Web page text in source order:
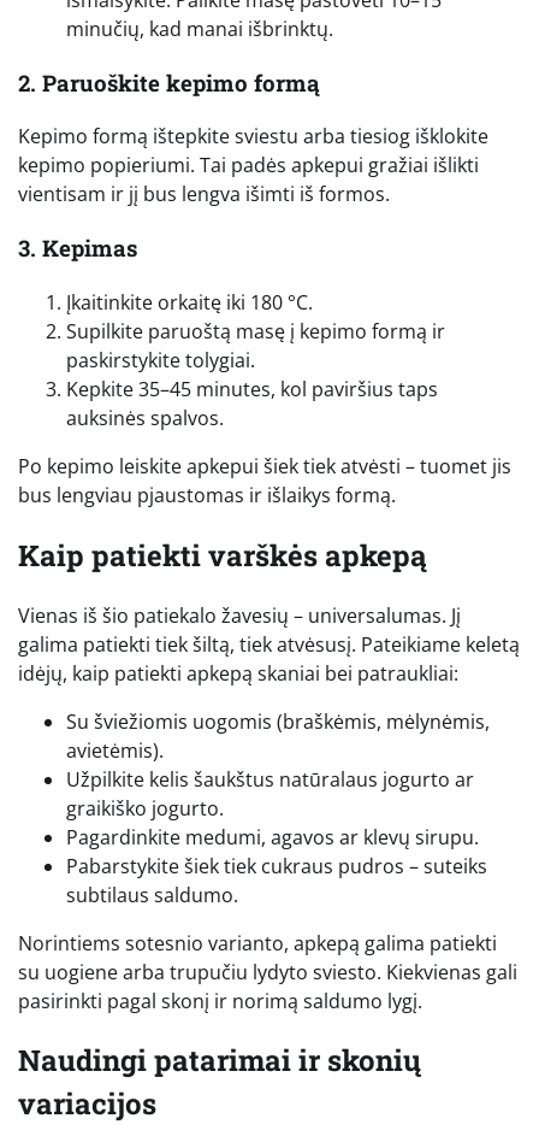
minučių, kad manai išbrinktų.
2. Paruoškite kepimo formą
Kepimo formą ištepkite sviestu arba tiesiog išklokite
kepimo popieriumi. Tai padės apkepui gražiai išlikti
vientisam ir jį bus lengva išimti iš formos.
3. Kepimas
Įkaitinkite orkaitę iki 180 °C.
Supilkite paruoštą masę į kepimo formą ir
paskirstykite tolygiai.
Kepkite 35–45 minutes, kol paviršius taps
auksinės spalvos.
Po kepimo leiskite apkepui šiek tiek atvėsti – tuomet jis
bus lengviau pjaustomas ir išlaikys formą.
Kaip patiekti varškės apkepą
Vienas iš šio patiekalo žavesių – universalumas. Jį
galima patiekti tiek šiltą, tiek atvėsusį. Pateikiame keletą
idėjų, kaip patiekti apkepą skaniai bei patraukliai:
Su šviežiomis uogomis (braškėmis, mėlynėmis,
avietėmis).
Užpilkite kelis šaukštus natūralaus jogurto ar
graikiško jogurto.
Pagardinkite medumi, agavos ar klevų sirupu.
Pabarstykite šiek tiek cukraus pudros – suteiks
subtilaus saldumo.
Norintiems sotesnio varianto, apkepą galima patiekti
su uogiene arba trupučiu lydyto sviesto. Kiekvienas gali
pasirinkti pagal skonį ir norimą saldumo lygį.
Naudingi patarimai ir skonių
variacijos